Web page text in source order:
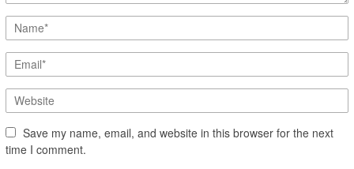
Save my name, email, and website in this browser for the next
time I comment.